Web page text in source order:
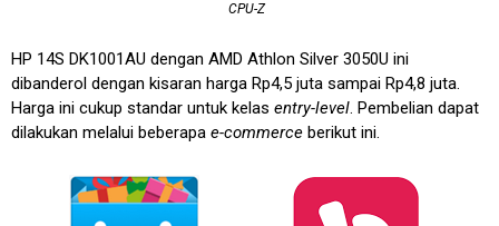
CPU-Z
HP 14S DK1001AU dengan AMD Athlon Silver 3050U ini
dibanderol dengan kisaran harga Rp4,5 juta sampai Rp4,8 juta.
Harga ini cukup standar untuk kelas entry-level. Pembelian dapat
dilakukan melalui beberapa e-commerce berikut ini.